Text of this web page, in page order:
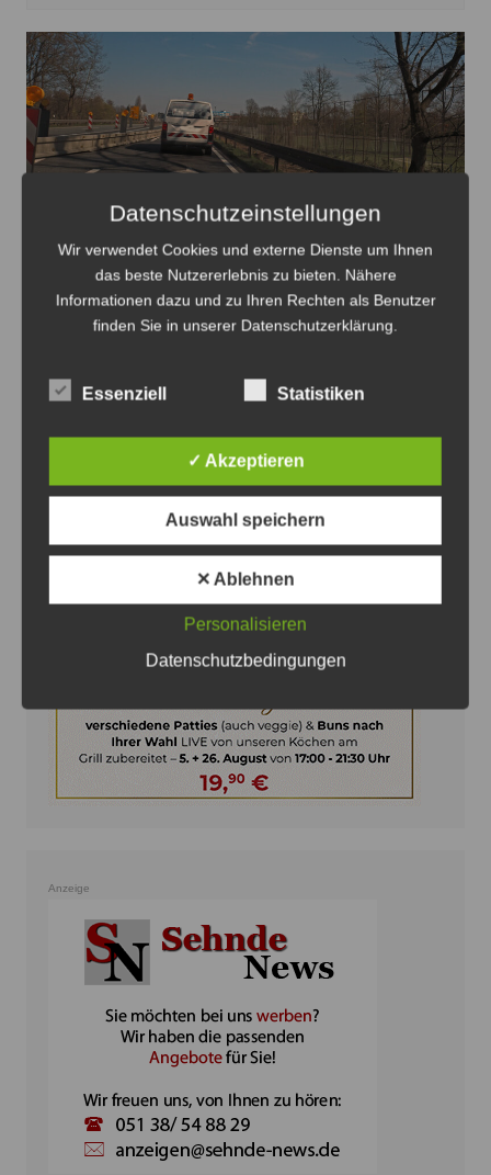
Die Verbindung zwischen Landwehrkreisel und
Fahrbahnmarkierung - Foto: JPH
B 65/Südschnellweg: Strecke
Montagnacht gesperrt
7. August 2026
Anzeige
Datenschutzeinstellungen
Wir verwendet Cookies und externe Dienste um Ihnen
das beste Nutzererlebnis zu bieten. Nähere
Informationen dazu und zu Ihren Rechten als Benutzer
finden Sie in unserer Datenschutzerklärung.
Essenziell Statistiken
✓ Akzeptieren
Auswahl speichern
✕ Ablehnen
Personalisieren
Datenschutzbedingungen